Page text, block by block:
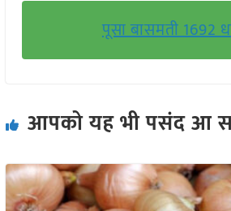
पूसा बासमती 1692
आपको यह भी पसंद आ